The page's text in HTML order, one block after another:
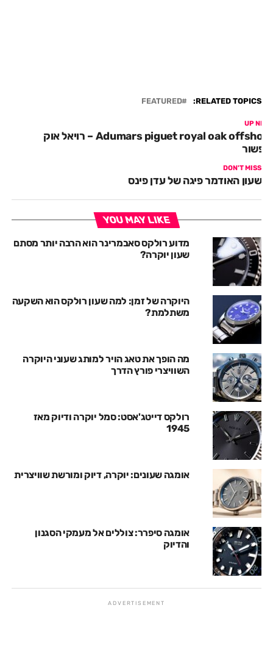
RELATED TOPICS:
FEATURED
UP
Adumars piguet royal oak offshore – רויאל אוק
DON'T MISS
שעון האודמר פיגה של עדן פינס
YOU MAY LIKE
מדוע רולקס סאבמרינר הוא הרבה יותר מסתם
שעון יוקרה?
היוקרה של זמן: למה שעון רולקס הוא השקעה
משתלמת?
מה הופך את טאג הויר למותג שעוני היוקרה
השוויצרי פורץ הדרך
רולקס דייטג'אסט: סמל יוקרה ודיוק מאז
1945
אומגה שעונים: יוקרה, דיוק ומורשת שוויצרית
אומגה סיפרר: צוללים אל מעמקי הסגנון
והדיוק
ADVERTISEMENT